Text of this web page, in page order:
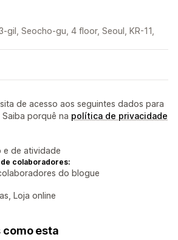
gil, Seocho-gu, 4 floor, Seoul, KR-11,
de acesso aos seguintes dados para
porquê na política de privacidade
e de atividade
colaboradores:
do blogue
Loja online
como esta